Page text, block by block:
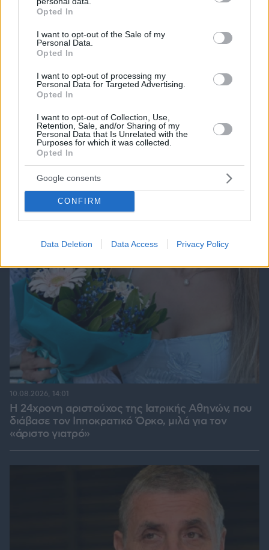
grant or deny consent to Google and its third-party tags to
use your data for below specified purposes in below Google
consent section.
Opted In
I want to opt-out of the Sale of my
Personal Data.
Opted In
I want to opt-out of processing my
Personal Data for Targeted Advertising.
Opted In
I want to opt-out of Collection, Use,
Retention, Sale, and/or Sharing of my
Personal Data that Is Unrelated with the
Purposes for which it was collected.
Opted In
Google consents
CONFIRM
Data Deletion Data Access Privacy Policy
Cut The Rope Northern Heights Candy
ΔΕΙΤΕ ΟΛΑ ΤΑ GAMES
Best of Network
Η 24χρονη αριστούχος της Ιατρικής Αθηνών, που
διάβασε τον Ιπποκρατικό Όρκο, μιλά για τον
«άριστο γιατρό»
10.08.2026, 14:01